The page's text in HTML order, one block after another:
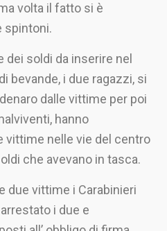
volta il fatto si è
spintoni.
dei soldi da inserire nel
bevande, i due ragazzi, si
dalle vittime per poi
hanno
vittime nelle vie del centro
che avevano in tasca.
due vittime i Carabinieri
i due e